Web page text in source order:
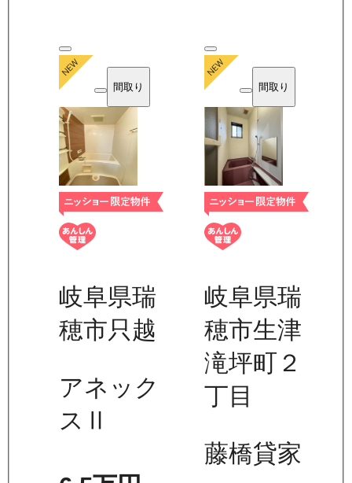
間取り
岐阜県瑞
穂市只越
アネック
スⅡ
間取り
岐阜県瑞
穂市生津
滝坪町２
丁目
藤橋貸家